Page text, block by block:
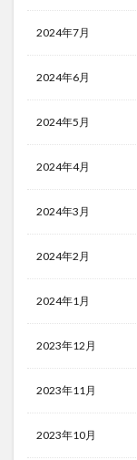
2024年7月
2024年6月
2024年5月
2024年4月
2024年3月
2024年2月
2024年1月
2023年12月
2023年11月
2023年10月